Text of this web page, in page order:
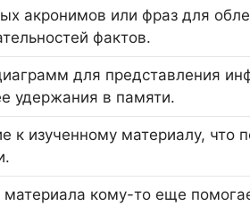
акронимов или фраз для
фактов.
для представления
удержания в памяти.
к изученному материалу, что
материала кому-то еще